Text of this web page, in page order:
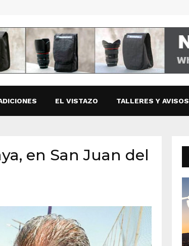
EL VISTAZO TALLERES Y AVISOS
en San Juan del